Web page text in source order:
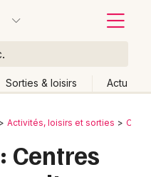
Sorties & loisirs Actu
Activités, loisirs et sorties
Centres